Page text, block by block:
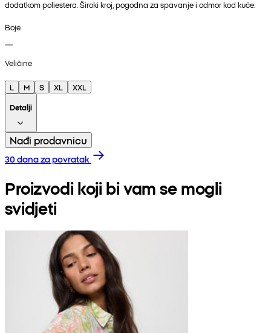
dodatkom poliestera. Široki kroj, pogodna za spavanje i odmor kod kuće.
Boje
Veličine
L M S XL
XXL
Detalji
Nađi prodavnicu
30 dana za povratak
Proizvodi koji bi vam se mogli
svidjeti